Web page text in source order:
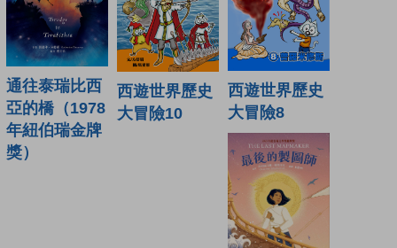
通往泰瑞比西
亞的橋（1978
年紐伯瑞金牌
獎）
西遊世界歷史
大冒險10
西遊世界歷史
大冒險8